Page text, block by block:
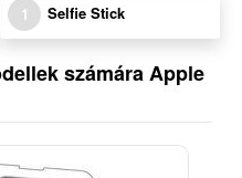
1 Selfie Stick
számára Apple